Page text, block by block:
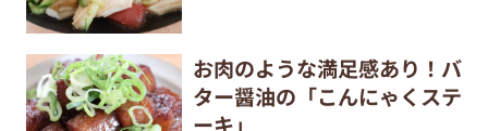
お肉のような満足感あり！バ
ター醤油の「こんにゃくステ
ーキ」